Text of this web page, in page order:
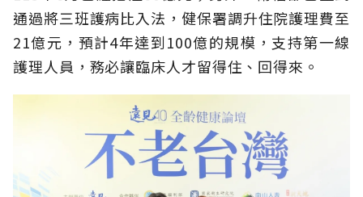
通過將三班護病比入法，健保署調升住院護理費至
21億元，預計4年達到100億的規模，支持第一線
護理人員，務必讓臨床人才留得住、回得來。